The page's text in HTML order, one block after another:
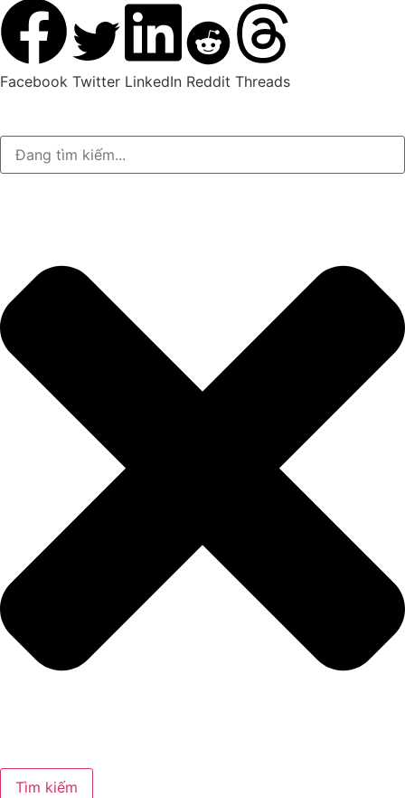
Facebook Twitter LinkedIn Reddit Threads
Tìm kiếm